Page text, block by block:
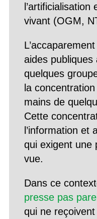
l’artificialisation
vivant (OGM,
aides
quelques
la
mains de
Cette
l’information et
qui exigent une
vue.
Dans ce
presse pas
qui ne